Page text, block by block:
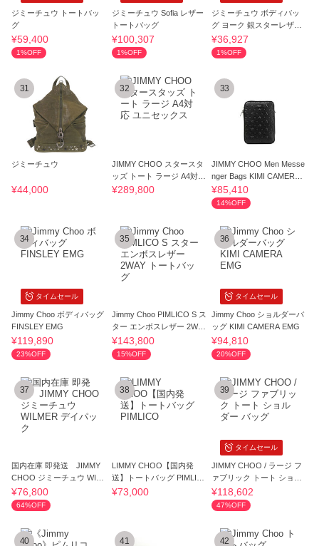
ジミーチュウ トートバッ
グ
¥59,400
1%OFF
ジミーチュウ Sofia レザー
トートバッグ
¥100,307
1%OFF
ジミーチュウ ボディバッ
グ ヨーク 銀スターレザー
黒 ウエスト
¥36,927
1%OFF
31
ジミーチュウ
¥44,000
32
JIMMY CHOO スタースタ
ッズ トート ラージ A4対応
ユニセックス
¥289,800
33
JIMMY CHOO Men Messe
nger Bags KIMI CAMERA E
MG BLACK
¥85,410
14%OFF
タイムセール
34
Jimmy Choo ボディバッグ
FINSLEY EMG
¥119,890
23%OFF
35
Jimmy Choo PIMLICO S ス
ター エンボスレザー 2WAY
トートバッグ
¥143,800
15%OFF
タイムセール
36
Jimmy Choo ショルダーバ
ッグ KIMI CAMERA EMG
¥94,810
20%OFF
37
国内在庫 即発送 JIMMY
CHOO ジミーチュウ WILM
ER デイパック
¥76,800
64%OFF
38
LIMMY CHOO【国内発
送】トートバッグ PIMLIC
O
¥73,000
タイムセール
39
JIMMY CHOO / ラージ フ
ァブリック トート ショル
ダー バッグ
¥118,602
47%OFF
40 41 42